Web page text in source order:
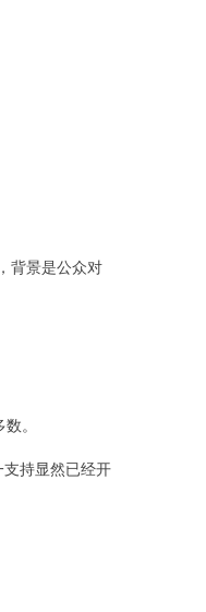
背景是公众对
。
持显然已经开